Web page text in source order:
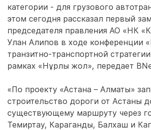
категории - для грузового
этом сегодня рассказал первый
председателя правления АО «НК
Улан Алипов в ходе конференции
транзитно-транспортной
рамках «Нұрлы жол», передает
«По проекту «Астана – Алматы»
строительство дороги от Астаны
существующему маршруту через
Темиртау, Караганды, Балхаш и